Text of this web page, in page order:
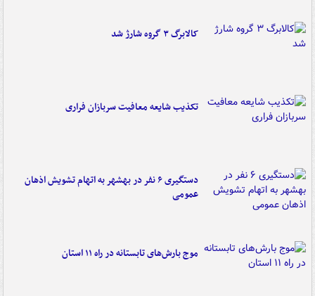
کالابرگ ۳ گروه شارژ شد
تکذیب شایعه معافیت سربازان فراری
دستگیری ۶ نفر در بهشهر به اتهام تشویش اذهان
عمومی
موج بارش‌های تابستانه در راه ۱۱ استان